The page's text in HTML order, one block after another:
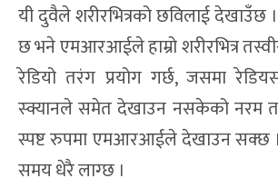
यी दुवैले शरीरभित्रको छविलाई
छ भने एमआरआईले हाम्रो शरीरभित्र
रेडियो तरंग प्रयोग गर्छ, जसमा
स्क्यानले समेत देखाउन नसकेको नरम
स्पष्ट रुपमा एमआरआईले देखाउन सक्छ
समय धेरै लाग्छ ।